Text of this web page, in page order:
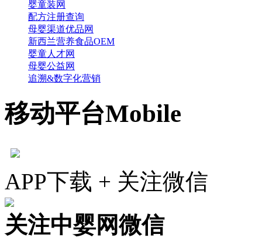
婴童装网
配方注册查询
母婴渠道优品网
新西兰营养食品OEM
婴童人才网
母婴公益网
追溯&数字化营销
移动平台Mobile
APP下载 + 关注微信
关注中婴网微信